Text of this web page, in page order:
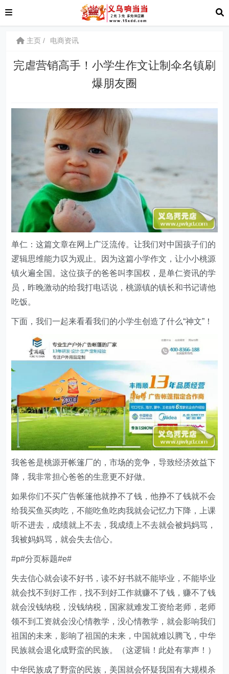
主页 电商资讯
完虐营销高手！小学生作文让制伞名镇刷
爆朋友圈
单仁：这篇文章在网上广泛流传。让我们对中国孩子们的
逻辑思维能力叹为观止。因为这篇小学作文，让小小桃源
镇火遍全国。这位孩子的爸爸叫李国权，是单仁资讯的学
员，昨晚激动的给我打电话说，桃源镇的镇长和书记请他
吃饭。
下面，我们一起来看看我们的小学生创造了什么“神文”！
我爸爸是桃源开帐篷厂的，市场的竞争，导致经济效益下
降，我非常担心爸爸的生意更不好做。
如果你们不买广告帐篷他就挣不了钱，他挣不了钱就不会
给我买鱼买肉吃，不能吃鱼吃肉我就会记忆力下降，上课
听不进去，成绩就上不去，我成绩上不去就会被妈妈骂，
我被妈妈骂，就会失去信心。
#p#分页标题#e#
失去信心就会读不好书，读不好书就不能毕业，不能毕业
就会找不到好工作，找不到好工作就赚不了钱，赚不了钱
就会没钱纳税，没钱纳税，国家就难发工资给老师，老师
领不到工资就会没心情教学，没心情教学，就会影响我们
祖国的未来，影响了祖国的未来，中国就难以腾飞，中华
民族就会退化成野蛮的民族。（这逻辑！此处有掌声！）
中华民族成了野蛮的民族，美国就会怀疑我国有大规模杀